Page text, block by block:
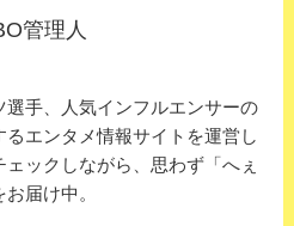
管理人
選手、人気インフルエンサーの
エンタメ情報サイトを運営し
ックしながら、思わず「へぇ
届け中。